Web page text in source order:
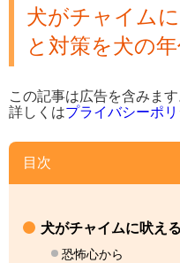
犬がチャイム
と対策を犬の
この記事は広告を含みます
詳しくはプライバシーポ
目次
犬がチャイムに吠え
恐怖心から